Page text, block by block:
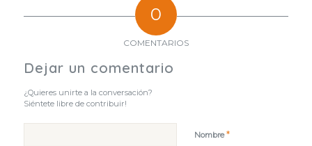
0
COMENTARIOS
Dejar un comentario
¿Quieres unirte a la conversación?
Siéntete libre de contribuir!
Nombre*